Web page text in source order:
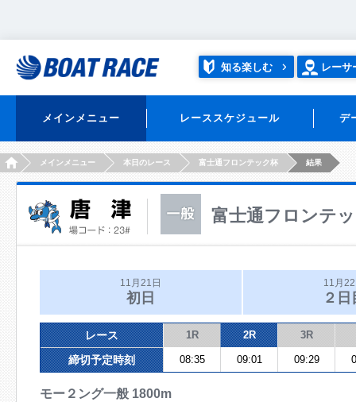
知る楽しむ レーサ
メインメニュー レーススケジュール デ
HOMEメインメニュー 本日のレース 富士通フロンテック杯 結果
富士通フロンテ
11月21日
初日
11月
２日
レース 1R 2R 3R
締切予定時刻 08:35 09:01 09:29
モー２ング一般 1800m